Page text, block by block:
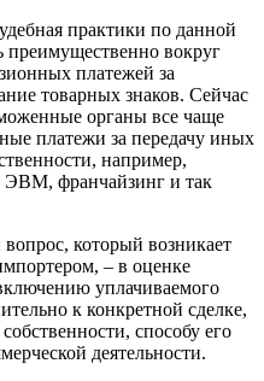
практики по данной
преимущественно вокруг
платежей за
товарных знаков. Сейчас
органы все чаще
платежи за передачу иных
например,
ЭВМ, франчайзинг и так
который возникает
– в оценке
уплачиваемого
к конкретной сделке,
способу его
деятельности.